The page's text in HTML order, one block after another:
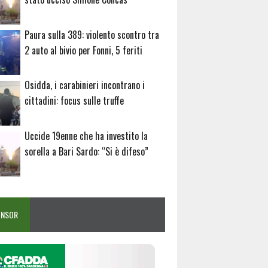
Paura sulla 389: violento scontro tra
2 auto al bivio per Fonni, 5 feriti
Osidda, i carabinieri incontrano i
cittadini: focus sulle truffe
Uccide 19enne che ha investito la
sorella a Bari Sardo: “Si è difeso”